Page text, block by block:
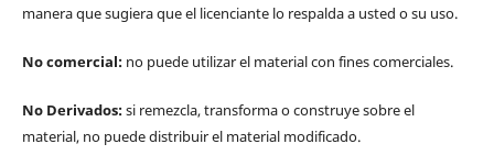
manera que sugiera que el licenciante lo respalda a usted o su uso.
No comercial:no puede utilizar el material con fines comerciales.
No Derivados:si remezcla, transforma o construye sobre el
material, no puede distribuir el material modificado.